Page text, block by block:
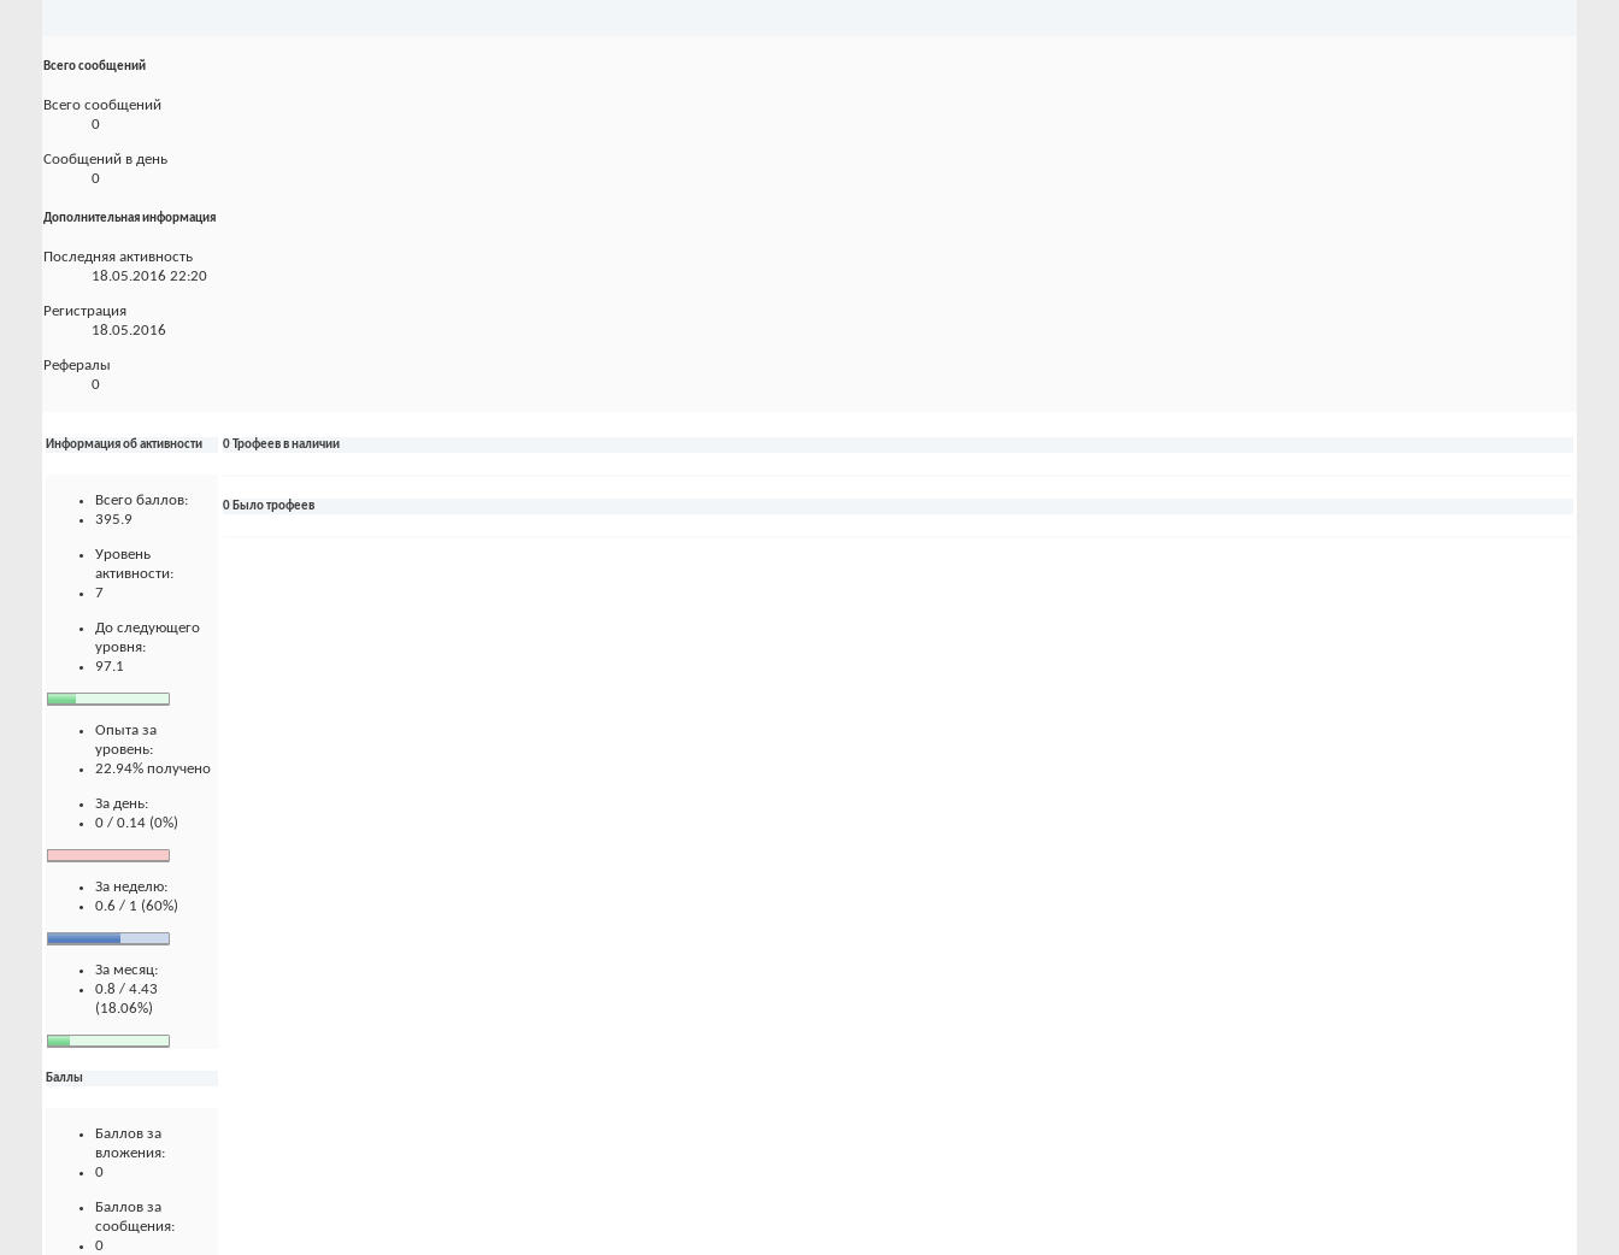
Всего сообщений
Всего сообщений
0
Сообщений в день
0
Дополнительная информация
Последняя активность
18.05.2016 22:20
Регистрация
18.05.2016
Рефералы
0
Информация об активности
Всего баллов:
395.9
Уровень
активности:
7
До следующего
уровня:
97.1
Опыта за
уровень:
22.94% получено
За день:
0 / 0.14 (0%)
За неделю:
0.6 / 1 (60%)
За месяц:
0.8 / 4.43
(18.06%)
Баллы
Баллов за
вложения:
0
Баллов за
сообщения:
0
0 Трофеев в наличии
0 Было трофеев